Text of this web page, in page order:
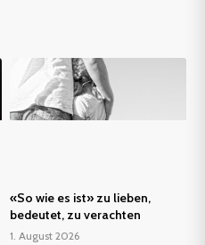
«So wie es ist» zu lieben,
bedeutet, zu verachten
1. August 2026